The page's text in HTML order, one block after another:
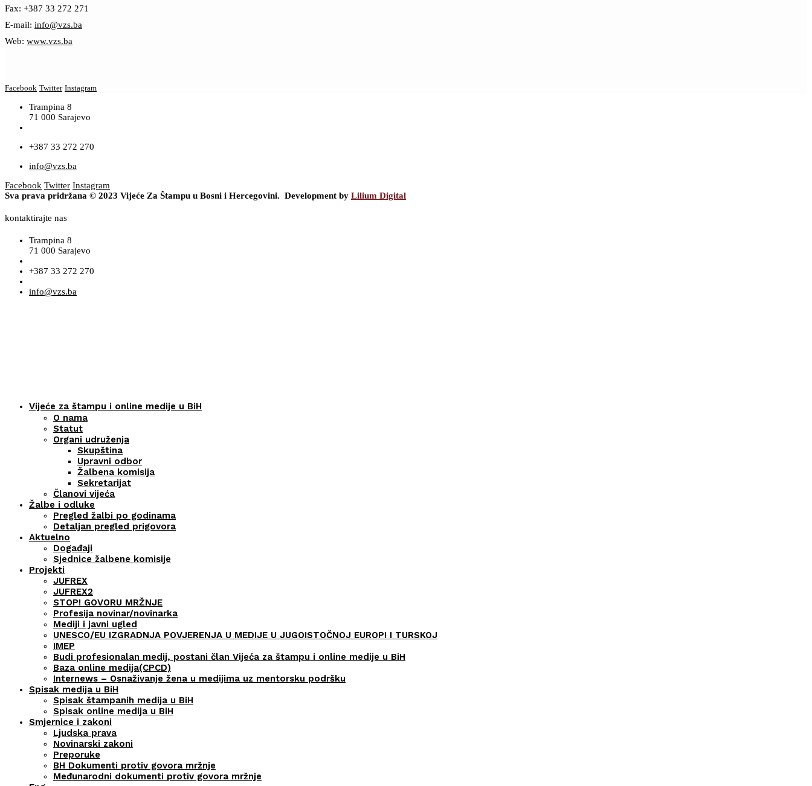
Fax: +387 33 272 271
E-mail: info@vzs.ba
Web: www.vzs.ba
Facebook Twitter Instagram
Trampina 8
71 000 Sarajevo
+387 33 272 270
info@vzs.ba
Facebook Twitter Instagram
Sva prava pridržana © 2023 Vijeće Za Štampu u Bosni i Hercegovini. Development by Lilium Digital
kontaktirajte nas
Trampina 8
71 000 Sarajevo
+387 33 272 270
info@vzs.ba
Vijeće za štampu i online medije u BiH
O nama
Statut
Organi udruženja
Skupština
Upravni odbor
Žalbena komisija
Sekretarijat
Članovi vijeća
Žalbe i odluke
Pregled žalbi po godinama
Detaljan pregled prigovora
Aktuelno
Događaji
Sjednice žalbene komisije
Projekti
JUFREX
JUFREX2
STOP! GOVORU MRŽNJE
Profesija novinar/novinarka
Mediji i javni ugled
UNESCO/EU IZGRADNJA POVJERENJA U MEDIJE U JUGOISTOČNOJ EUROPI I TURSKOJ
IMEP
Budi profesionalan medij, postani član Vijeća za štampu i online medije u BiH
Baza online medija(CPCD)
Internews – Osnaživanje žena u medijima uz mentorsku podršku
Spisak medija u BiH
Spisak štampanih medija u BiH
Spisak online medija u BiH
Smjernice i zakoni
Ljudska prava
Novinarski zakoni
Preporuke
BH Dokumenti protiv govora mržnje
Međunarodni dokumenti protiv govora mržnje